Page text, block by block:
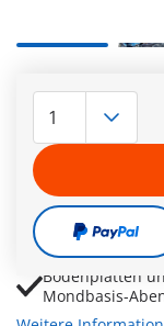
Mobile
zum
authentische
bieten
Bodenplatten
Mondbasis-